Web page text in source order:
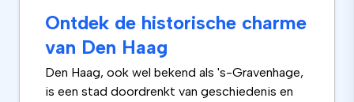
Ontdek de historische charme
van Den Haag
Den Haag, ook wel bekend als 's-Gravenhage,
is een stad doordrenkt van geschiedenis en